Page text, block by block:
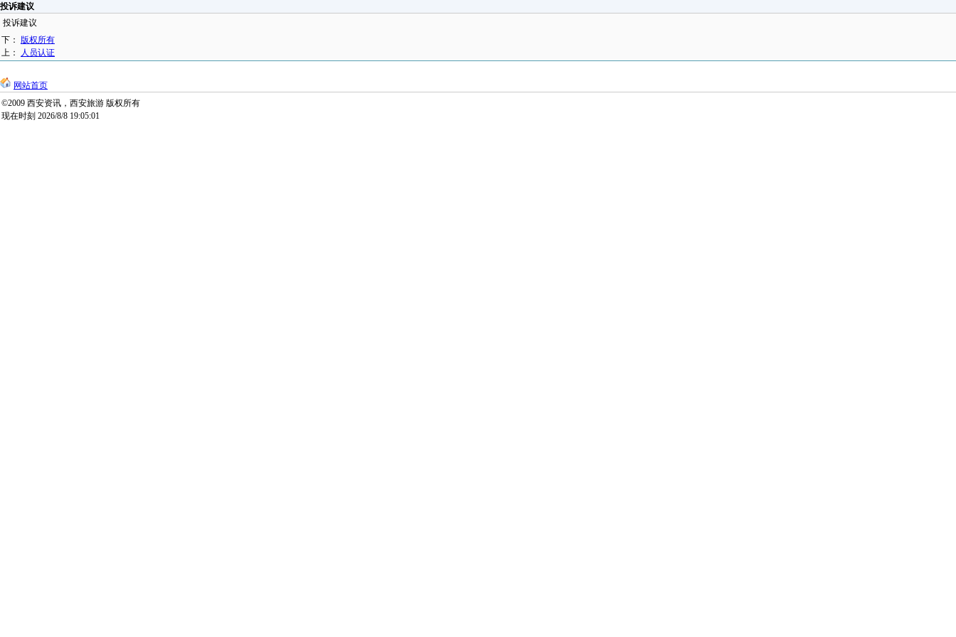
投诉建议
投诉建议
下： 版权所有
上：
人员认证
网站首页
©2009 西安资讯，西安旅游 版权所有
现在时刻 2026/8/8 19:05:01